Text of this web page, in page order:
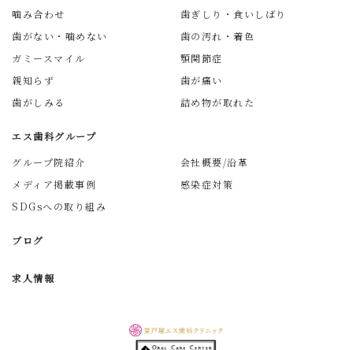
噛み合わせ
歯ぎしり・食いしばり
歯がない・噛めない
歯の汚れ・着色
ガミースマイル
顎関節症
親知らず
歯が痛い
歯がしみる
詰め物が取れた
エス歯科グループ
グループ院紹介
会社概要/沿革
メディア掲載事例
感染症対策
SDGsへの取り組み
ブログ
求人情報